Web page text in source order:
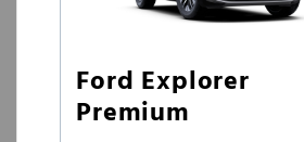
Ford Explorer
Premium